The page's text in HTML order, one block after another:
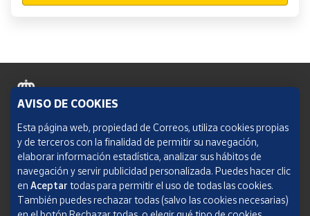
Política de cookies
Aviso legal
Condiciones del servicio
Política de Privacidad Web
AVISO DE COOKIES
Esta página web, propiedad de Correos, utiliza cookies propias
y de terceros con la finalidad de permitir su navegación,
elaborar información estadística, analizar sus hábitos de
navegación y servir publicidad personalizada. Puedes hacer clic
en Aceptar todas para permitir el uso de todas las cookies.
También puedes rechazar todas (salvo las cookies necesarias)